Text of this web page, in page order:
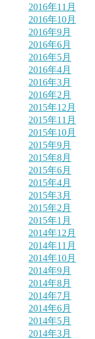
2016年11月
2016年10月
2016年9月
2016年6月
2016年5月
2016年4月
2016年3月
2016年2月
2015年12月
2015年11月
2015年10月
2015年9月
2015年8月
2015年6月
2015年4月
2015年3月
2015年2月
2015年1月
2014年12月
2014年11月
2014年10月
2014年9月
2014年8月
2014年7月
2014年6月
2014年5月
2014年3月